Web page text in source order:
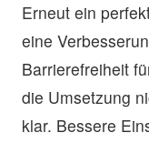
Erneut ein
eine
Barrierefreiheit
die Umsetzung
klar. Bessere